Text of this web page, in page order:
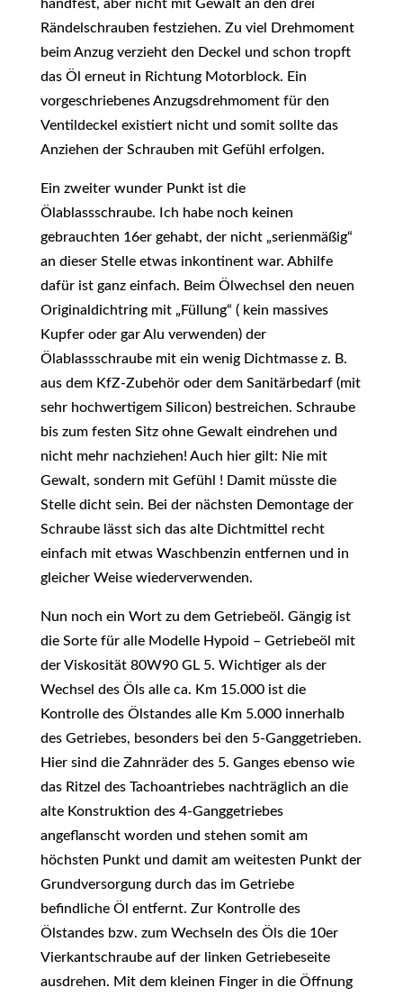
handfest, aber nicht mit Gewalt an den drei
Rändelschrauben festziehen. Zu viel Drehmoment
beim Anzug verzieht den Deckel und schon tropft
das Öl erneut in Richtung Motorblock. Ein
vorgeschriebenes Anzugsdrehmoment für den
Ventildeckel existiert nicht und somit sollte das
Anziehen der Schrauben mit Gefühl erfolgen.
Ein zweiter wunder Punkt ist die
Ölablassschraube. Ich habe noch keinen
gebrauchten 16er gehabt, der nicht „serienmäßig“
an dieser Stelle etwas inkontinent war. Abhilfe
dafür ist ganz einfach. Beim Ölwechsel den neuen
Originaldichtring mit „Füllung“ ( kein massives
Kupfer oder gar Alu verwenden) der
Ölablassschraube mit ein wenig Dichtmasse z. B.
aus dem KfZ-Zubehör oder dem Sanitärbedarf (mit
sehr hochwertigem Silicon) bestreichen. Schraube
bis zum festen Sitz ohne Gewalt eindrehen und
nicht mehr nachziehen! Auch hier gilt: Nie mit
Gewalt, sondern mit Gefühl ! Damit müsste die
Stelle dicht sein. Bei der nächsten Demontage der
Schraube lässt sich das alte Dichtmittel recht
einfach mit etwas Waschbenzin entfernen und in
gleicher Weise wiederverwenden.
Nun noch ein Wort zu dem Getriebeöl. Gängig ist
die Sorte für alle Modelle Hypoid – Getriebeöl mit
der Viskosität 80W90 GL 5. Wichtiger als der
Wechsel des Öls alle ca. Km 15.000 ist die
Kontrolle des Ölstandes alle Km 5.000 innerhalb
des Getriebes, besonders bei den 5-Ganggetrieben.
Hier sind die Zahnräder des 5. Ganges ebenso wie
das Ritzel des Tachoantriebes nachträglich an die
alte Konstruktion des 4-Ganggetriebes
angeflanscht worden und stehen somit am
höchsten Punkt und damit am weitesten Punkt der
Grundversorgung durch das im Getriebe
befindliche Öl entfernt. Zur Kontrolle des
Ölstandes bzw. zum Wechseln des Öls die 10er
Vierkantschraube auf der linken Getriebeseite
ausdrehen. Mit dem kleinen Finger in die Öffnung